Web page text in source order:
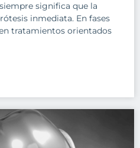
significa que la
inmediata. En fases
tratamientos orientados